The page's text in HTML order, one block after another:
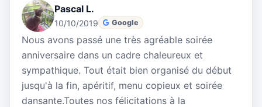
Pascal L.
10/10/2019 Google
Nous avons passé une très agréable soirée
anniversaire dans un cadre chaleureux et
sympathique. Tout était bien organisé du début
jusqu'à la fin, apéritif, menu copieux et soirée
dansante.Toutes nos félicitations à la